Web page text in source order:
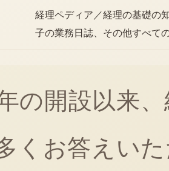
経理ペディア／経理の基礎の
子の業務日誌、その他すべて
の開設以来
くお答えい